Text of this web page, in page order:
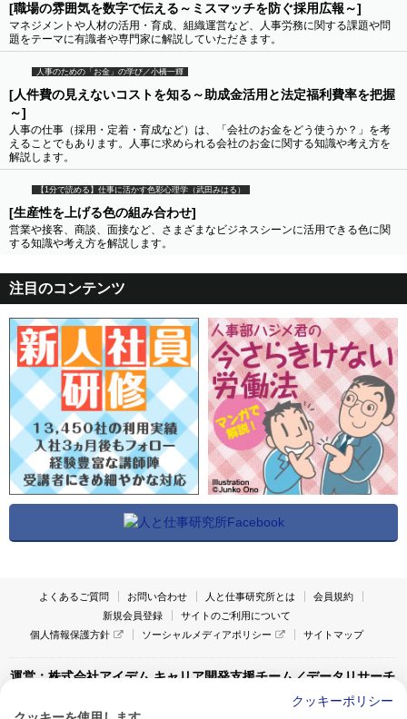
[職場の雰囲気を数字で伝える～ミスマッチを防ぐ採用広報～]
マネジメントや人材の活用・育成、組織運営など、人事労務に関する課題や問
題をテーマに有識者や専門家に解説していただきます。
人事のための「お金」の学び／小橋一輝
[人件費の見えないコストを知る～助成金活用と法定福利費率を把握
～]
人事の仕事（採用・定着・育成など）は、「会社のお金をどう使うか？」を考
えることでもあります。人事に求められる会社のお金に関する知識や考え方を
解説します。
【1分で読める】仕事に活かす色彩心理学（武田みはる）
[生産性を上げる色の組み合わせ]
営業や接客、商談、面接など、さまざまなビジネスシーンに活用できる色に関
する知識や考え方を解説します。
注目のコンテンツ
よくあるご質問 お問い合わせ 人と仕事研究所とは
会員規約
新規会員登録
サイトのご利用について
個人情報保護方針
ソーシャルメディアポリシー サイトマップ
運営：株式会社アイデム キャリア開発支援チーム／データリサーチ
クッキーポリシー